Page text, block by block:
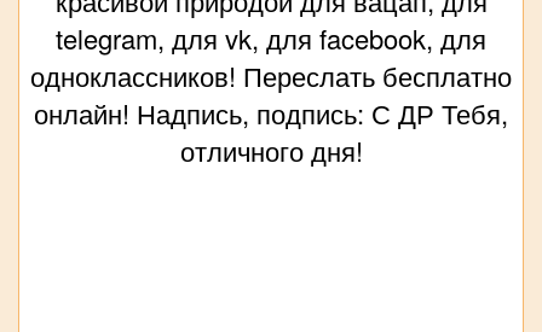
telegram, для vk, для facebook, для
одноклассников! Переслать бесплатно
онлайн! Надпись, подпись: С ДР Тебя,
отличного дня!